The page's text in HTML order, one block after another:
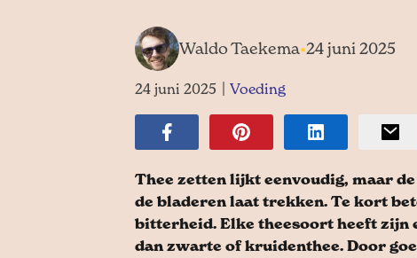
Waldo Taekema•24 juni 2025
24 juni 2025 Voeding
Thee zetten lijkt eenvoudig, maar
de bladeren laat trekken. Te kort
bitterheid. Elke theesoort heeft zijn
dan zwarte of kruidenthee. Door